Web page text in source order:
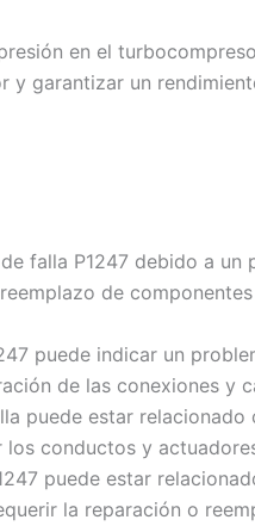
en el
y garantizar un
falla P1247 debido a
de
puede indicar un
de las conexiones y
puede estar
conductos y
puede estar
la reparación o